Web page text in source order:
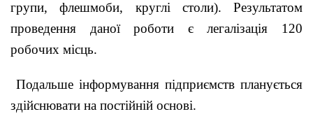
групи, флешмоби, круглі столи). Результатом
проведення даної роботи є легалізація 120
робочих місць.
Подальше інформування підприємств планується
здійснювати на постійній основі.